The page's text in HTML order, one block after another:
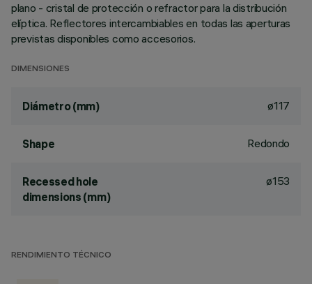
plano - cristal de protección o refractor para la distribución
elíptica. Reflectores intercambiables en todas las aperturas
previstas disponibles como accesorios.
DIMENSIONES
Diámetro (mm) ø117
Shape Redondo
Recessed hole
dimensions (mm)
ø153
RENDIMIENTO TÉCNICO